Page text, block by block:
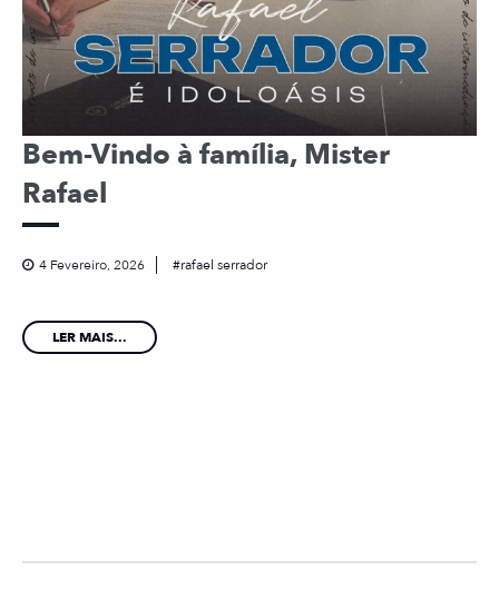
Bem-Vindo à família, Mister
Rafael
4 Fevereiro, 2026 rafael serrador
LER MAIS...